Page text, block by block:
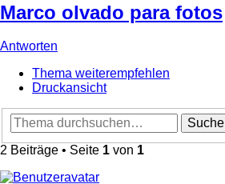
Marco olvado para fotos
Antworten
Thema weiterempfehlen
Druckansicht
Suche
2 Beiträge • Seite 1 von 1